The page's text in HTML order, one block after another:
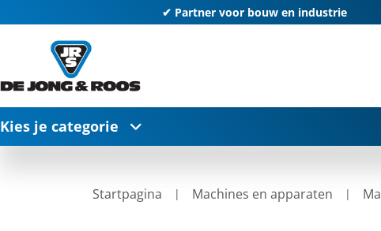
✔ Partner voor bouw en industrie
Kies je categorie
Startpagina Machines en apparaten